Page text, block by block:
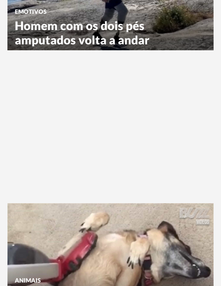
EMOTIVOS
Homem com os dois pés
amputados volta a andar
ANIMAIS